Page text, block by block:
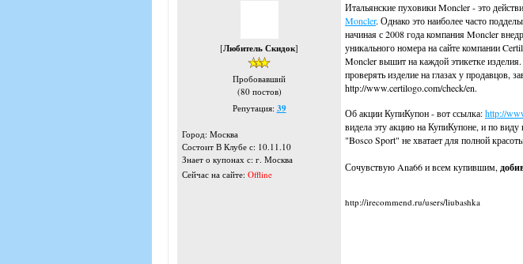
[Любитель Скидок]
Пробовавший
(80 постов)
Репутация: 39
Город: Москва
Состоит В Клубе с: 10.11.10
Знает о купонах с: г. Москва
Сейчас на сайте: Offline
Итальянские пуховики Moncler - это
Moncler. Однако это наиболее часто
начиная с 2008 года компания Moncler
уникального номера на сайте компании
Moncler вышит на каждой этикетке
проверять изделие на глазах у продавцов,
http://www.certilogo.com/check/en.
Об акции КупиКупон - вот ссылка:http://
видела эту акцию на КупиКупоне, и по виду
"Bosco Sport" не хватает для полной
Сочувствую Ana66 и всем купившим,
http://irecommend.ru/users/liubashka